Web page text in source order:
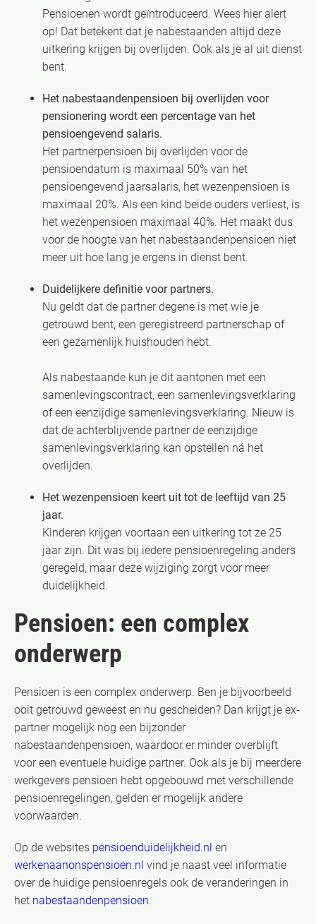
Pensioenen wordt geïntroduceerd. Wees hier alert
op! Dat betekent dat je nabestaanden altijd deze
uitkering krijgen bij overlijden. Ook als je al uit dienst
bent.
Het nabestaandenpensioen bij overlijden voor
pensionering wordt een percentage van het
pensioengevend salaris.
Het partnerpensioen bij overlijden voor de
pensioendatum is maximaal 50% van het
pensioengevend jaarsalaris, het wezenpensioen is
maximaal 20%. Als een kind beide ouders verliest, is
het wezenpensioen maximaal 40%. Het maakt dus
voor de hoogte van het nabestaandenpensioen niet
meer uit hoe lang je ergens in dienst bent.
Duidelijkere definitie voor partners.
Nu geldt dat de partner degene is met wie je
getrouwd bent, een geregistreerd partnerschap of
een gezamenlijk huishouden hebt.
Als nabestaande kun je dit aantonen met een
samenlevingscontract, een samenlevingsverklaring
of een eenzijdige samenlevingsverklaring. Nieuw is
dat de achterblijvende partner de eenzijdige
samenlevingsverklaring kan opstellen ná het
overlijden.
Het wezenpensioen keert uit tot de leeftijd van 25
jaar.
Kinderen krijgen voortaan een uitkering tot ze 25
jaar zijn. Dit was bij iedere pensioenregeling anders
geregeld, maar deze wijziging zorgt voor meer
duidelijkheid.
Pensioen: een complex
onderwerp
Pensioen is een complex onderwerp. Ben je bijvoorbeeld
ooit getrouwd geweest en nu gescheiden? Dan krijgt je ex-
partner mogelijk nog een bijzonder
nabestaandenpensioen, waardoor er minder overblijft
voor een eventuele huidige partner. Ook als je bij meerdere
werkgevers pensioen hebt opgebouwd met verschillende
pensioenregelingen, gelden er mogelijk andere
voorwaarden.
Op de websites pensioenduidelijkheid.nl en
werkenaanonspensioen.nl vind je naast veel informatie
over de huidige pensioenregels ook de veranderingen in
het nabestaandenpensioen.